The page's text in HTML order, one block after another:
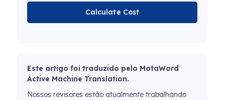
Calculate Cost
Este artigo foi traduzido pelo MotaWord
Active Machine Translation.
Nossos revisores estão atualmente trabalhando